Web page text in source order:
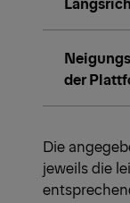
der
Die
jeweils die